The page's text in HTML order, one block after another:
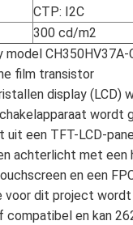
CTP: I2C
300 cd/m2
model
film transistor
display (LCD)
wordt
een TFT-LCD-
achterlicht met een
en een
voor dit project
compatibel en kan